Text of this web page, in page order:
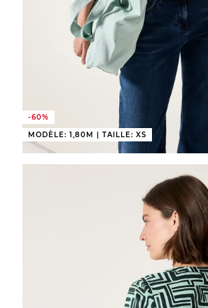
-60%
MODÈLE: 1,80M | TAILLE: XS